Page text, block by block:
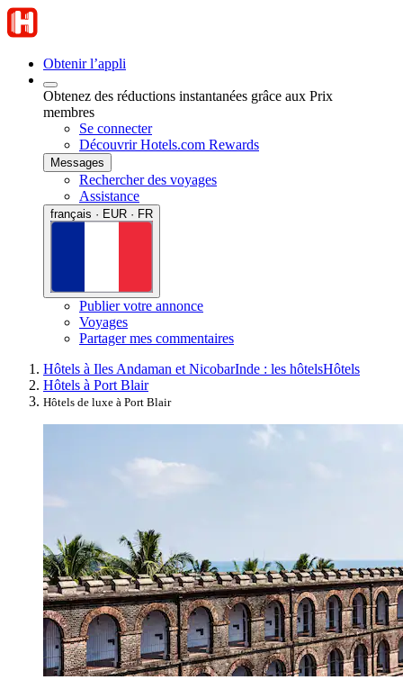
Obtenir l’appli
Obtenez des réductions instantanées grâce aux Prix
membres
Se connecter
Découvrir Hotels.com Rewards
Messages
Rechercher des voyages
Assistance
français · EUR · FR
Publier votre annonce
Voyages
Partager mes commentaires
Hôtels à Iles Andaman et NicobarInde : les hôtelsHôtels
Hôtels à Port Blair
Hôtels de luxe à Port Blair